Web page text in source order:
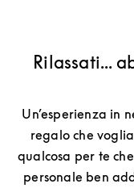
Rilassati...
Un’esperienza in
regalo che
qualcosa per te
personale ben